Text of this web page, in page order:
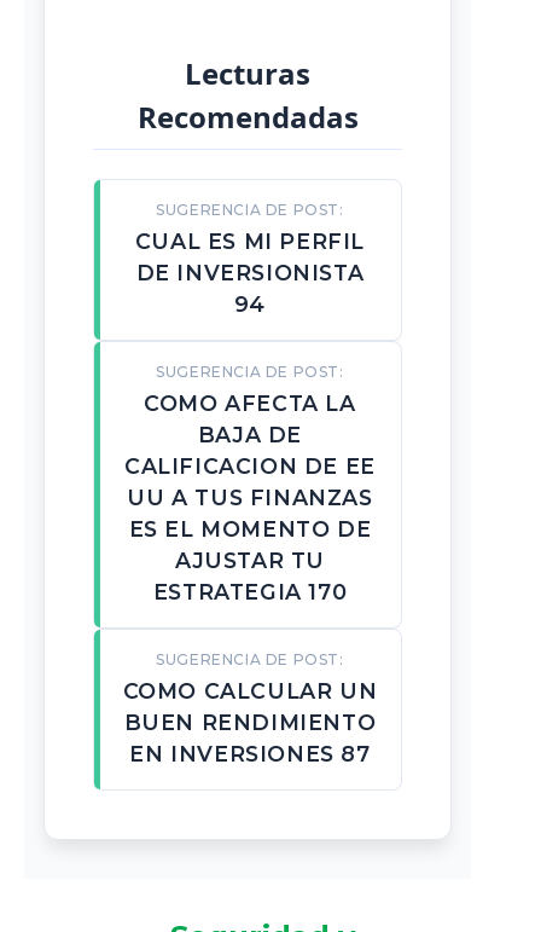
Lecturas
Recomendadas
SUGERENCIA DE POST:
CUAL ES MI PERFIL
DE INVERSIONISTA
94
SUGERENCIA DE POST:
COMO AFECTA LA
BAJA DE
CALIFICACION DE EE
UU A TUS FINANZAS
ES EL MOMENTO DE
AJUSTAR TU
ESTRATEGIA 170
SUGERENCIA DE POST:
COMO CALCULAR UN
BUEN RENDIMIENTO
EN INVERSIONES 87